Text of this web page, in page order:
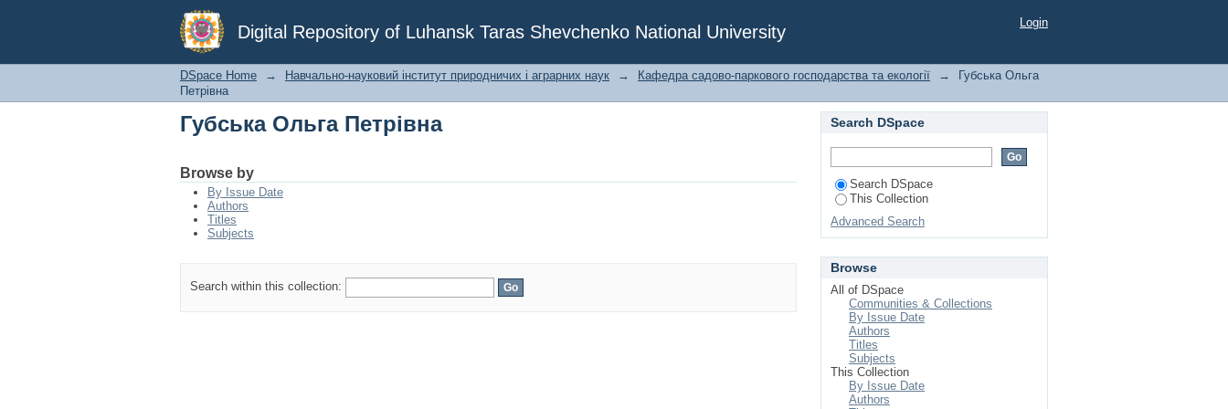
Digital Repository of Luhansk Taras Shevchenko National University
Губська Ольга Петрівна Login
DSpace Home → Навчально-науковий інститут природничих і аграрних наук → Кафедра садово-паркового господарства та екології →
Губська Ольга
Петрівна
Губська Ольга Петрівна
Browse by
By Issue Date
Authors
Titles
Subjects
Search within this collection:
Search DSpace
Search DSpace
This Collection
Advanced Search
Browse
All of DSpace
Communities & Collections
By Issue Date
Authors
Titles
Subjects
This Collection
By Issue Date
Authors